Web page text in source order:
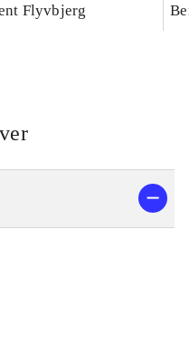
videnskab
Flyvbjerg